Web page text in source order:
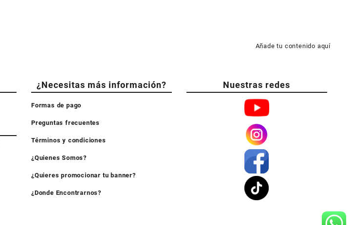
Añade tu contenido aquí
¿Necesitas más información?
Formas de pago
Preguntas frecuentes
Términos y condiciones
¿Quienes Somos?
¿Quieres promocionar tu banner?
¿Donde Encontrarnos?
Nuestras redes